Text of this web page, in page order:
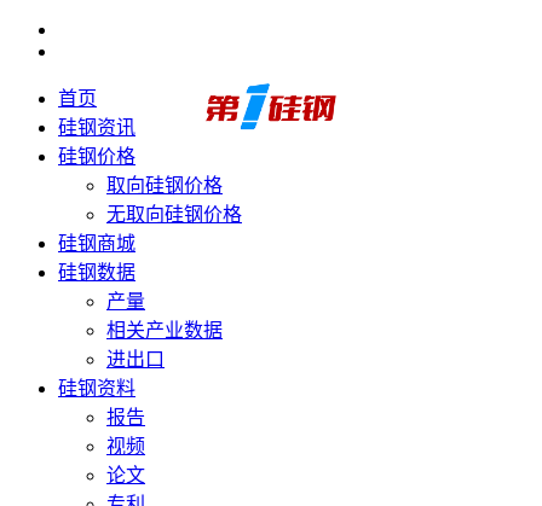
首页
硅钢资讯
硅钢价格
取向硅钢价格
无取向硅钢价格
硅钢商城
硅钢数据
产量
相关产业数据
进出口
硅钢资料
报告
视频
论文